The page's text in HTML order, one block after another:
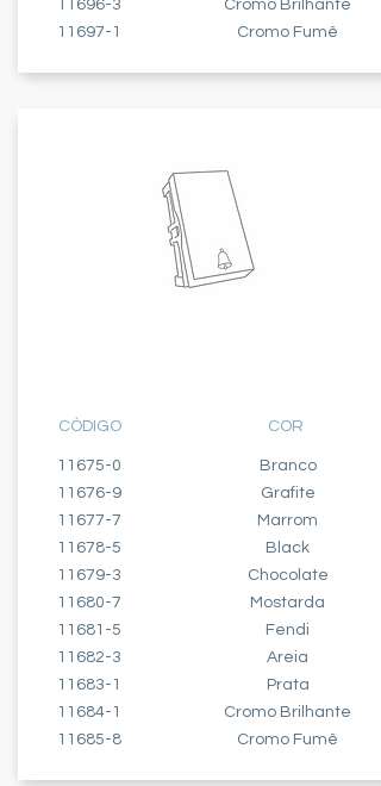
11696-3
11697-1
Cromo Brilhante
Cromo Fumê
CÓDIGO
11675-0
11676-9
11677-7
11678-5
11679-3
11680-7
11681-5
11682-3
11683-1
11684-1
11685-8
COR
Branco
Grafite
Marrom
Black
Chocolate
Mostarda
Fendi
Areia
Prata
Cromo Brilhante
Cromo Fumê